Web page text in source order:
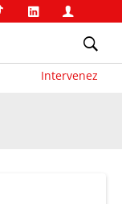
Intervenez